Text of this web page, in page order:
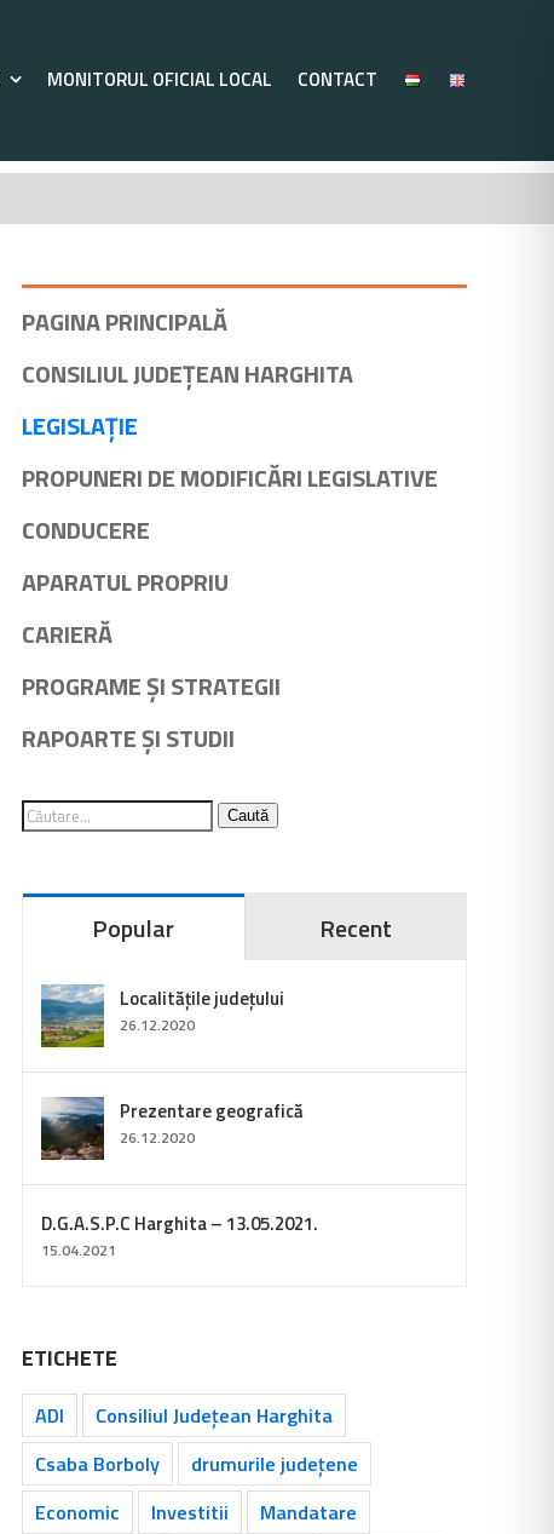
MONITORUL OFICIAL LOCAL CONTACT
PAGINA PRINCIPALĂ
CONSILIUL JUDEȚEAN HARGHITA
LEGISLAȚIE
PROPUNERI DE MODIFICĂRI LEGISLATIVE
CONDUCERE
APARATUL PROPRIU
CARIERĂ
PROGRAME ȘI STRATEGII
RAPOARTE ȘI STUDII
Caută
Popular Recent
Localitățile județului
26.12.2020
Prezentare geografică
26.12.2020
D.G.A.S.P.C Harghita – 13.05.2021.
15.04.2021
ETICHETE
ADI
Consiliul Județean Harghita
Csaba Borboly
drumurile județene
Economic
Investitii
Mandatare